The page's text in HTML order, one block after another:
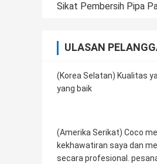
Sikat Pembersih Pipa
ULASAN
(Korea Selatan) Kualitas
yang baik
(Amerika Serikat) Coco
kekhawatiran saya dan
secara profesional.